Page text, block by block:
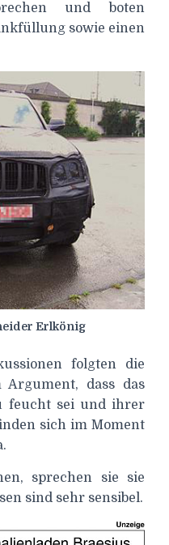
und boten
sowie einen
Erlkönig
folgten die
Argument, dass das
feucht sei und ihrer
sich im Moment
sprechen sie sie
sind sehr sensibel.